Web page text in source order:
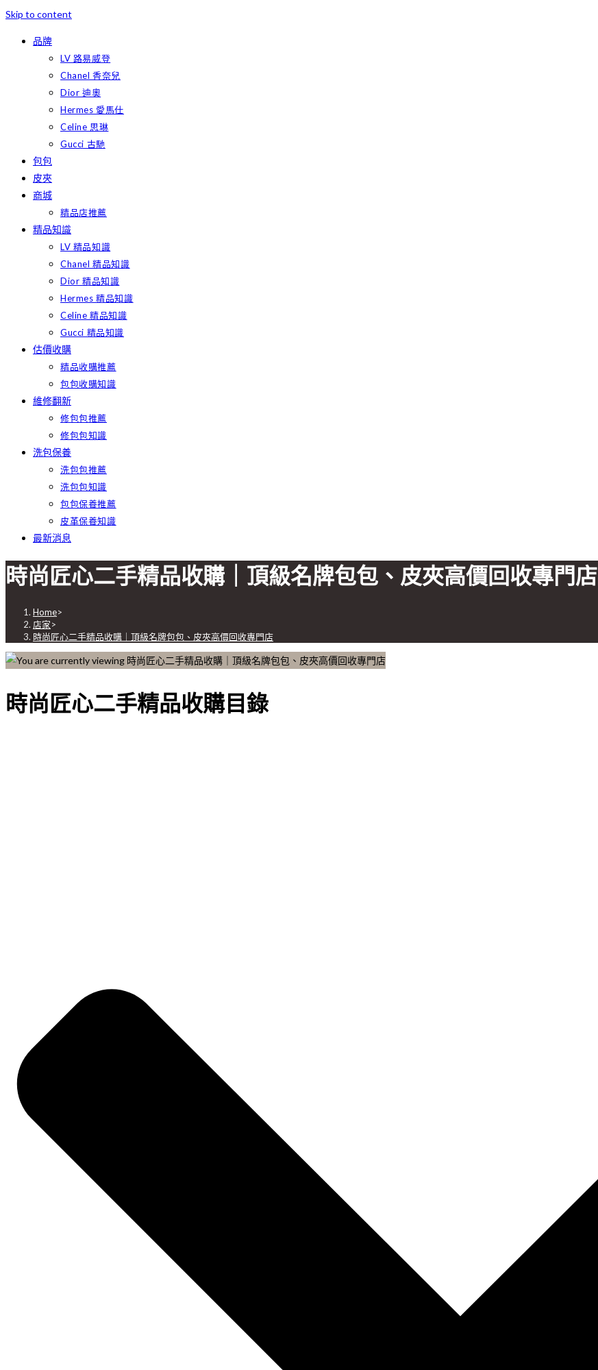
Skip to content
品牌
LV 路易威登
Chanel 香奈兒
Dior 迪奧
Hermes 愛馬仕
Celine 思琳
Gucci 古馳
包包
皮夾
商城
精品店推薦
精品知識
LV 精品知識
Chanel 精品知識
Dior 精品知識
Hermes 精品知識
Celine 精品知識
Gucci 精品知識
估價收購
精品收購推薦
包包收購知識
維修翻新
修包包推薦
修包包知識
洗包保養
洗包包推薦
洗包包知識
包包保養推薦
皮革保養知識
最新消息
時尚匠心二手精品收購｜頂級名牌包包、皮夾高價回收專門店
Home>
店家>
時尚匠心二手精品收購｜頂級名牌包包、皮夾高價回收專門店
時尚匠心二手精品收購目錄